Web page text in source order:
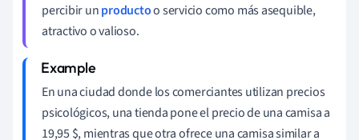
percibir unproductoo servicio como más asequible,
atractivo o valioso.
En una ciudad donde los comerciantes utilizan precios
psicológicos, una tienda pone el precio de una camisa a
19,95 $, mientras que otra ofrece una camisa similar a